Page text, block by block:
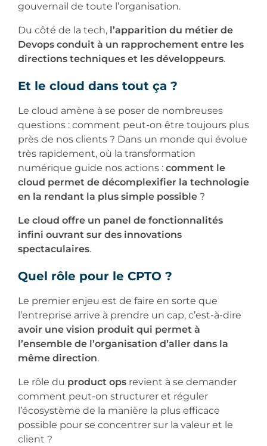
gouvernail de toute l’organisation.
Du côté de la tech, l’apparition du métier de
Devops conduit à un rapprochement entre les
directions techniques et les développeurs.
Et le cloud dans tout ça ?
Le cloud amène à se poser de nombreuses
questions : comment peut-on être toujours plus
près de nos clients ? Dans un monde qui évolue
très rapidement, où la transformation
numérique guide nos actions : comment le
cloud permet de décomplexifier la technologie
en la rendant la plus simple possible ?
Le cloud offre un panel de fonctionnalités
infini ouvrant sur des innovations
spectaculaires.
Quel rôle pour le CPTO ?
Le premier enjeu est de faire en sorte que
l’entreprise arrive à prendre un cap, c’est-à-dire
avoir une vision produit qui permet à
l’ensemble de l’organisation d’aller dans la
même direction.
Le rôle du product ops revient à se demander
comment peut-on structurer et réguler
l’écosystème de la manière la plus efficace
possible pour se concentrer sur la valeur et le
client ?